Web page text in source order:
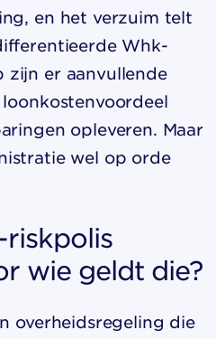
en het verzuim telt
Whk-
zijn er aanvullende
opleveren. Maar
wel op orde
riskpolis
wie geldt die?
overheidsregeling die